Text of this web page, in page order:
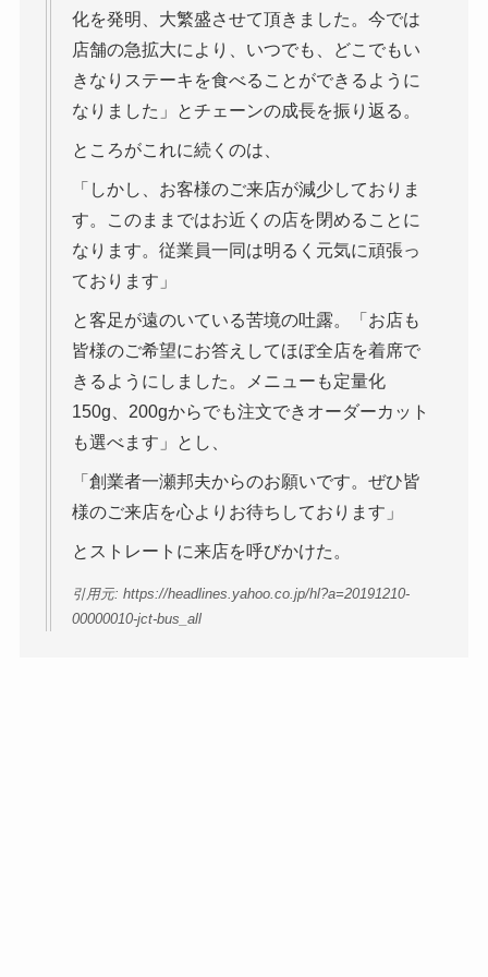
化を発明、大繁盛させて頂きました。今では
店舗の急拡大により、いつでも、どこでもい
きなりステーキを食べることができるように
なりました」とチェーンの成長を振り返る。
ところがこれに続くのは、
「しかし、お客様のご来店が減少しておりま
す。このままではお近くの店を閉めることに
なります。従業員一同は明るく元気に頑張っ
ております」
と客足が遠のいている苦境の吐露。「お店も
皆様のご希望にお答えしてほぼ全店を着席で
きるようにしました。メニューも定量化
150g、200gからでも注文できオーダーカット
も選べます」とし、
「創業者一瀬邦夫からのお願いです。ぜひ皆
様のご来店を心よりお待ちしております」
とストレートに来店を呼びかけた。
引用元: https://headlines.yahoo.co.jp/hl?a=20191210-
00000010-jct-bus_all